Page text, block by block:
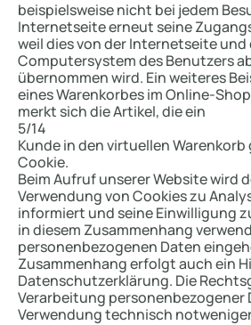
beispielsweise nicht bei jedem
Internetseite erneut seine
weil dies von der Internetseite und
Computersystem des Benutzers
übernommen wird. Ein weiteres
eines Warenkorbes im Online-
merkt sich die Artikel, die ein
5/14
Kunde in den virtuellen
Cookie.
Beim Aufruf unserer Website wird
Verwendung von Cookies zu
informiert und seine Einwilligung
in diesem Zusammenhang
personenbezogenen Daten
Zusammenhang erfolgt auch ein
Datenschutzerklärung. Die
Verarbeitung personenbezogener
Verwendung technisch